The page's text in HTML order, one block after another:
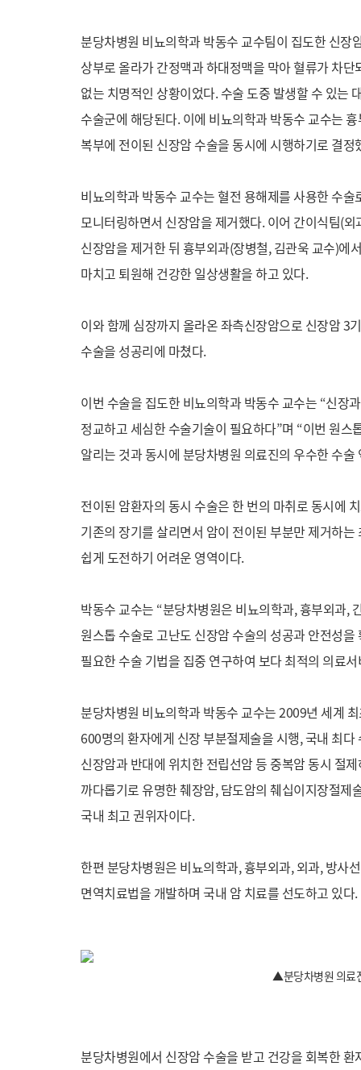
분당차병원 비뇨의학과 박동수 교수팀이 집도한 신
상부로 올라가 간정맥과 하대정맥을 막아 혈류가 차
없는 치명적인 상황이었다. 수술 도중 발생할 수 있는
수술군에 해당된다. 이에 비뇨의학과 박동수 교수는
복부에 전이된 신장암 수술을 동시에 시행하기로 결정
비뇨의학과 박동수 교수는 혈전 용해제를 사용한 수
모니터링하면서 신장암을 제거했다. 이어 간이식팀(
신장암을 제거한 뒤 흉부외과(장병철, 김관욱 교수)에
마치고 퇴원해 건강한 일상생활을 하고 있다.
이와 함께 심장까지 올라온 좌측신장암으로 신장암 3
수술을 성공리에 마쳤다.
이번 수술을 집도한 비뇨의학과 박동수 교수는 “신장
정교하고 세심한 수술기술이 필요하다”며 “이번 원
알리는 것과 동시에 분당차병원 의료진의 우수한 수
전이된 암환자의 동시 수술은 한 번의 마취로 동시에
기존의 장기를 살리면서 암이 전이된 부분만 제거하
쉽게 도전하기 어려운 영역이다.
박동수 교수는 “분당차병원은 비뇨의학과, 흉부외과,
원스톱 수술로 고난도 신장암 수술의 성공과 안전성
필요한 수술 기법을 집중 연구하여 보다 최적의 의료
분당차병원 비뇨의학과 박동수 교수는 2009년 세계
600명의 환자에게 신장 부분절제술을 시행, 국내 최
신장암과 반대에 위치한 전립선암 등 중복암 동시 절
까다롭기로 유명한 췌장암, 담도암의 췌십이지장절
국내 최고 권위자이다.
한편 분당차병원은 비뇨의학과, 흉부외과, 외과, 방사
면역치료법을 개발하며 국내 암 치료를 선도하고 있다.
▲분당차병원 의료
분당차병원에서 신장암 수술을 받고 건강을 회복한